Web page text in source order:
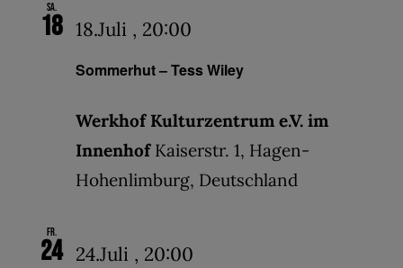
Sa.
18
Sommerhut – Tess Wiley
18.Juli , 20:00
Werkhof Kulturzentrum e.V. im
Innenhof Kaiserstr. 1, Hagen-
Hohenlimburg, Deutschland
Fr.
24 24.Juli , 20:00